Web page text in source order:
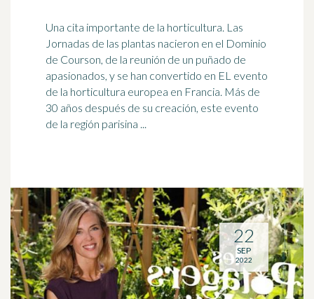
Una cita importante de la horticultura. Las
Jornadas de las plantas nacieron en el Dominio
de Courson, de la reunión de un puñado de
apasionados, y se han convertido en EL evento
de la horticultura europea en Francia. Más de
30 años después de su creación, este evento
de la región parisina ...
22
SEP
2022